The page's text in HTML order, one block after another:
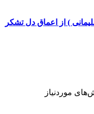
) از اعماق دل تشکر
موردنیاز